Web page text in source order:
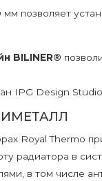
позволяет
BILINER®
IPG Design
Royal Thermo
радиатора в
в том числе